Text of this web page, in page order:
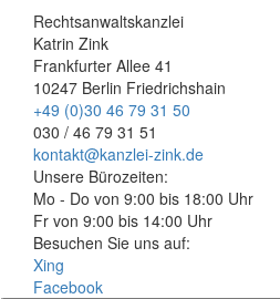
Rechtsanwaltskanzlei
Katrin Zink
Frankfurter Allee 41
10247 Berlin Friedrichshain
+49 (0)30 46 79 31 50
030 / 46 79 31 51
kontakt@kanzlei-zink.de
Unsere Bürozeiten:
Mo - Do von 9:00 bis 18:00 Uhr
Fr von 9:00 bis 14:00 Uhr
Besuchen Sie uns auf:
Xing
Facebook